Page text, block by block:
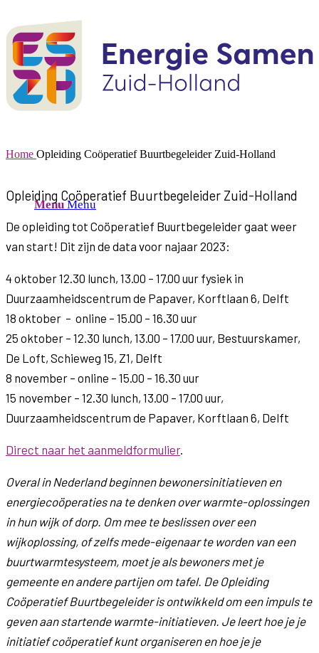
Menu Menu
Home Opleiding Coöperatief Buurtbegeleider Zuid-Holland
Opleiding Coöperatief Buurtbegeleider Zuid-Holland
De opleiding tot Coöperatief Buurtbegeleider gaat weer
van start! Dit zijn de data voor najaar 2023:
4 oktober 12.30 lunch, 13.00 – 17.00 uur fysiek in
Duurzaamheidscentrum de Papaver, Korftlaan 6, Delft
18 oktober – online – 15.00 – 16.30 uur
25 oktober – 12.30 lunch, 13.00 – 17.00 uur, Bestuurskamer,
De Loft, Schieweg 15, Z1, Delft
8 november – online – 15.00 – 16.30 uur
15 november – 12.30 lunch, 13.00 – 17.00 uur,
Duurzaamheidscentrum de Papaver, Korftlaan 6, Delft
Direct naar het aanmeldformulier.
Overal in Nederland beginnen bewonersinitiatieven en
energiecoöperaties na te denken over warmte-oplossingen
in hun wijk of dorp. Om mee te beslissen over een
wijkoplossing, of zelfs mede-eigenaar te worden van een
buurtwarmtesysteem, moet je als bewoners met je
gemeente en andere partijen om tafel. De Opleiding
Coöperatief Buurtbegeleider is ontwikkeld om een impuls te
geven aan startende warmte-initiatieven. Je leert hoe je je
initiatief coöperatief kunt organiseren en hoe je je